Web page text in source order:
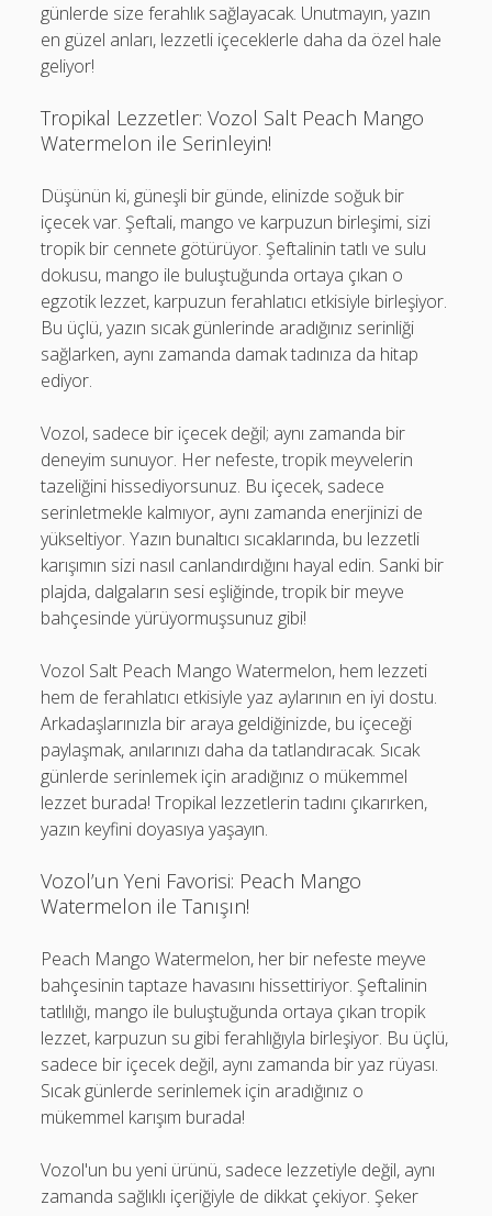
günlerde size ferahlık sağlayacak. Unutmayın, yazın
en güzel anları, lezzetli içeceklerle daha da özel hale
geliyor!
Tropikal Lezzetler: Vozol Salt Peach Mango
Watermelon ile Serinleyin!
Düşünün ki, güneşli bir günde, elinizde soğuk bir
içecek var. Şeftali, mango ve karpuzun birleşimi, sizi
tropik bir cennete götürüyor. Şeftalinin tatlı ve sulu
dokusu, mango ile buluştuğunda ortaya çıkan o
egzotik lezzet, karpuzun ferahlatıcı etkisiyle birleşiyor.
Bu üçlü, yazın sıcak günlerinde aradığınız serinliği
sağlarken, aynı zamanda damak tadınıza da hitap
ediyor.
Vozol, sadece bir içecek değil; aynı zamanda bir
deneyim sunuyor. Her nefeste, tropik meyvelerin
tazeliğini hissediyorsunuz. Bu içecek, sadece
serinletmekle kalmıyor, aynı zamanda enerjinizi de
yükseltiyor. Yazın bunaltıcı sıcaklarında, bu lezzetli
karışımın sizi nasıl canlandırdığını hayal edin. Sanki bir
plajda, dalgaların sesi eşliğinde, tropik bir meyve
bahçesinde yürüyormuşsunuz gibi!
Vozol Salt Peach Mango Watermelon, hem lezzeti
hem de ferahlatıcı etkisiyle yaz aylarının en iyi dostu.
Arkadaşlarınızla bir araya geldiğinizde, bu içeceği
paylaşmak, anılarınızı daha da tatlandıracak. Sıcak
günlerde serinlemek için aradığınız o mükemmel
lezzet burada! Tropikal lezzetlerin tadını çıkarırken,
yazın keyfini doyasıya yaşayın.
Vozol’un Yeni Favorisi: Peach Mango
Watermelon ile Tanışın!
Peach Mango Watermelon, her bir nefeste meyve
bahçesinin taptaze havasını hissettiriyor. Şeftalinin
tatlılığı, mango ile buluştuğunda ortaya çıkan tropik
lezzet, karpuzun su gibi ferahlığıyla birleşiyor. Bu üçlü,
sadece bir içecek değil, aynı zamanda bir yaz rüyası.
Sıcak günlerde serinlemek için aradığınız o
mükemmel karışım burada!
Vozol'un bu yeni ürünü, sadece lezzetiyle değil, aynı
zamanda sağlıklı içeriğiyle de dikkat çekiyor. Şeker